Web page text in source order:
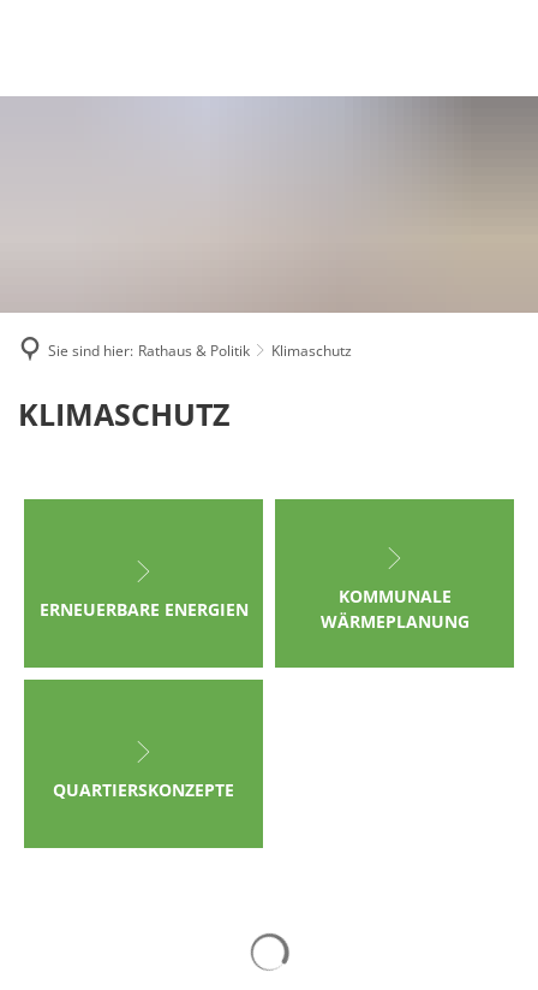
Sie sind hier: Rathaus & Politik Klimaschutz
Klimaschutz
KLIMASCHUTZ
ERNEUERBARE ENERGIEN
KOMMUNALE
WÄRMEPLANUNG
QUARTIERSKONZEPTE